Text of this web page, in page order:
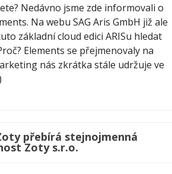
Nedávno jsme zde informovali o
Na webu SAG Aris GmbH již ale
základní cloud edici ARISu hledat
Elements se přejmenovaly na
nás zkrátka stále udržuje ve
přebírá stejnojmenná
Zoty s.r.o.